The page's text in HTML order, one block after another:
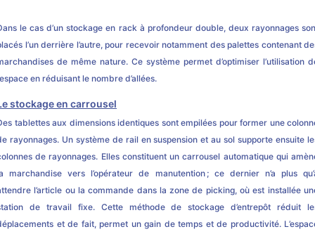
le cas d’un stockage en rack à profondeur double, deux rayonnages
l’un derrière l’autre, pour recevoir notamment des palettes contenant
de même nature. Ce système permet d’optimiser l’utilisation
en réduisant le nombre d’allées.
stockage en carrousel
tablettes aux dimensions identiques sont empilées pour former une
rayonnages. Un système de rail en suspension et au sol supporte ensuite
de rayonnages. Elles constituent un carrousel automatique qui
marchandise vers l’opérateur de manutention ; ce dernier n’a plus
l’article ou la commande dans la zone de picking, où est installée
de travail fixe. Cette méthode de stockage d’entrepôt réduit
et de fait, permet un gain de temps et de productivité.